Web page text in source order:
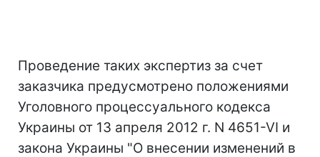
Проведение таких экспертиз за счет
заказчика предусмотрено положениями
Уголовного процессуального кодекса
Украины от 13 апреля 2012 г. N 4651-VI и
закона Украины "О внесении изменений в